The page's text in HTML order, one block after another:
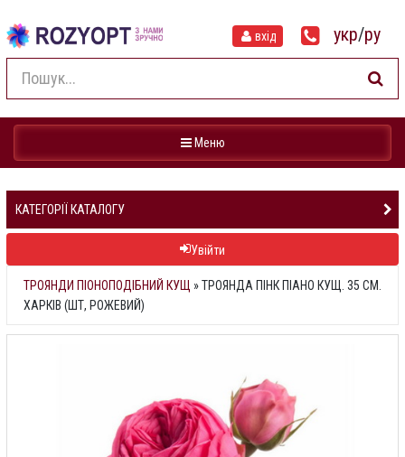
вхід укр/ру
Навігація
Меню
КАТЕГОРІЇ КАТАЛОГУ
Увійти
ТРОЯНДИ ПІОНОПОДІБНИЙ КУЩ »ТРОЯНДА ПІНК ПІАНО КУЩ. 35 СМ.
ХАРКІВ (ШТ, РОЖЕВИЙ)